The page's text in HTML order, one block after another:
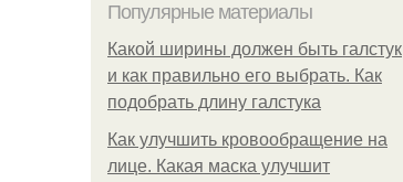
Популярные материалы
Какой ширины должен быть галстук
и как правильно его выбрать. Как
подобрать длину галстука
Как улучшить кровообращение на
лице. Какая маска улучшит